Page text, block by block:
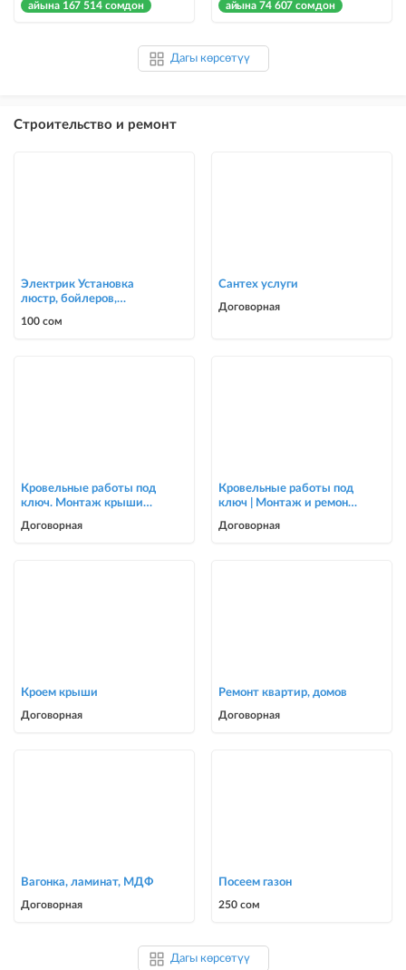
айына 167 514 сомдон айына 74 607 сомдон
Дагы көрсөтүү
Строительство и ремонт
Электрик Установка
люстр, бойлеров,
0700303090
100 сом
Сантех услуги
Договорная
Кровельные работы под
ключ. Монтаж крыши
коттеджей
Договорная
Кровельные работы под
ключ | Монтаж и ремонт
Договорная
Кроем крыши
Договорная
Ремонт квартир, домов
Договорная
Вагонка, ламинат, МДФ
Договорная
Посеем газон
250 сом
Дагы көрсөтүү